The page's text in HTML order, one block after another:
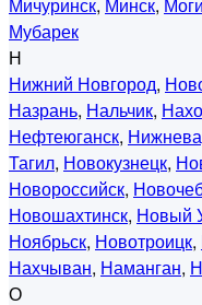
Мубарек
Н
Нижний Новгород,
Назрань, Нальчик,
Нефтеюганск,
Тагил, Новокузнецк,
Новороссийск,
Новошахтинск, Новый
Ноябрьск, Новотроицк,
Нахчыван, Наманган,
О